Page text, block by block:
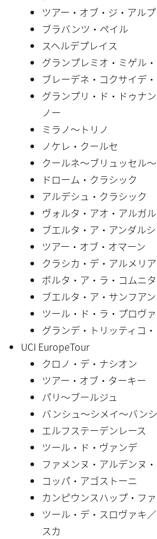
ツアー・オブ・ジ・アルプ
ブラバンツ・ペイル
スヘルデプレイス
グランプレミオ・ミゲル
ブレーデネ・コクサイデ
グランプリ・ド・ドゥナ
ノー
ミラノ〜トリノ
ノケレ・クールセ
クールネ〜ブリュッセル
ドローム・クラシック
アルデシュ・クラシック
ヴォルタ・アオ・アルガ
ブエルタ・ア・アンダル
ツアー・オブ・オマーン
クラシカ・デ・アルメリア
ボルタ・ア・ラ・コムニ
ブエルタ・ア・サンフアン
ツール・ド・ラ・プロヴ
グランデ・トリッティコ
UCI EuropeTour
クロノ・デ・ナシオン
ツアー・オブ・ターキー
パリ〜ブールジュ
バンシュ〜シメイ〜バン
エルフステーデンレース
ツール・ド・ヴァンデ
ファメンヌ・アルデンヌ
コッパ・アゴストーニ
カンピウンスハップ・フ
ツール・デ・スロヴァキ
スカ